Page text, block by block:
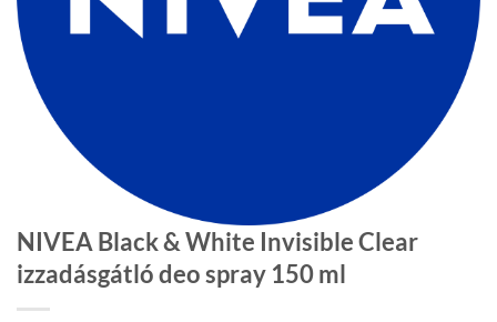
NIVEA Black & White Invisible Clear
izzadásgátló deo spray 150 ml